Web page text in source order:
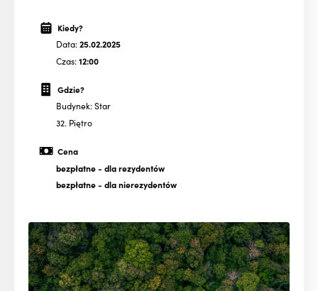
Kiedy?
Data:25.02.2025
Czas:12:00
Gdzie?
Budynek: Star
32. Piętro
Cena
bezpłatne- dla rezydentów
bezpłatne- dla nierezydentów